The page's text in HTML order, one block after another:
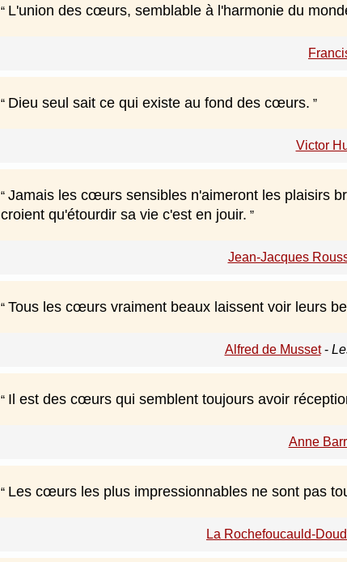
L'union des cœurs, semblable à l'harmonie du
Dieu seul sait ce qui existe au fond des cœurs.
Victor
Jamais les cœurs sensibles n'aimeront les plaisirs
croient qu'étourdir sa vie c'est en jouir.
Jean-Jacques
Tous les cœurs vraiment beaux laissent voir leurs
Alfred de Musset-
Il est des cœurs qui semblent toujours avoir
Anne
Les cœurs les plus impressionnables ne sont pas
La Rochefoucauld-